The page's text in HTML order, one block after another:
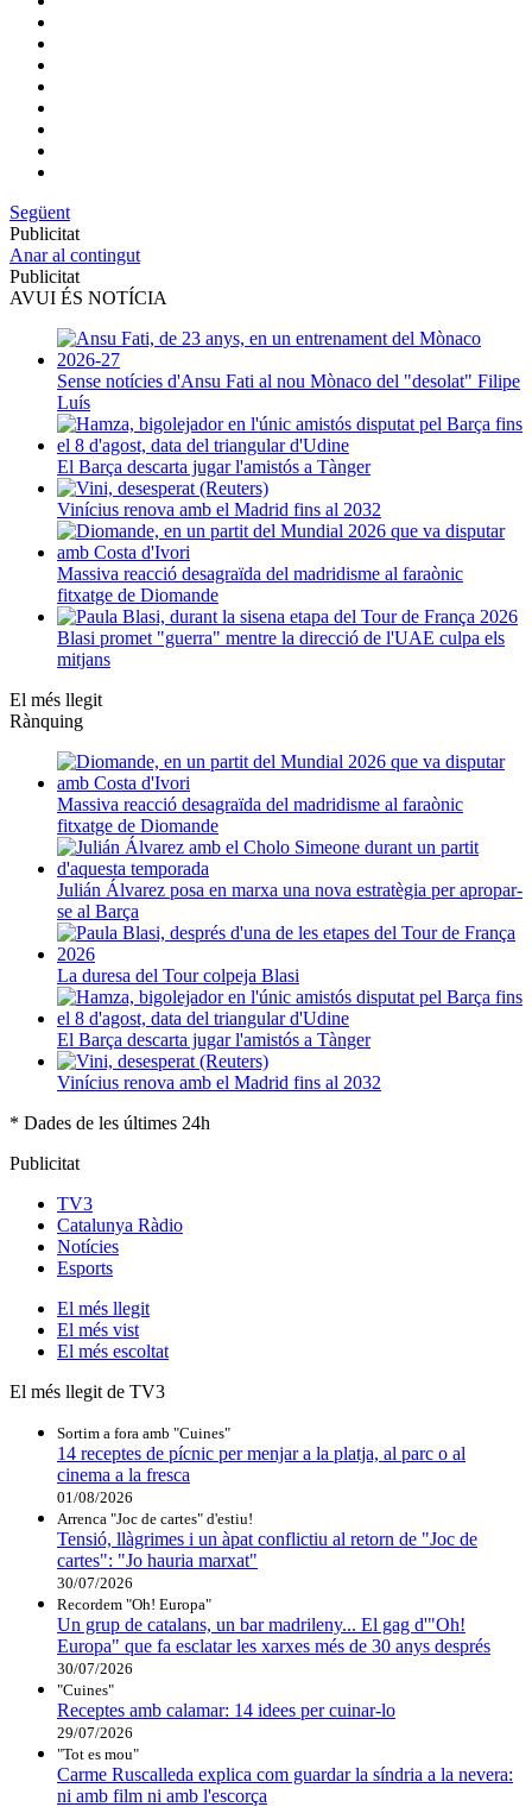
Següent
Publicitat
Anar al contingut
Publicitat
AVUI ÉS NOTÍCIA
Sense notícies d'Ansu Fati al nou Mònaco del "desolat" Filipe
Luís
El Barça descarta jugar l'amistós a Tànger
Vinícius renova amb el Madrid fins al 2032
Massiva reacció desagraïda del madridisme al faraònic
fitxatge de Diomande
Blasi promet "guerra" mentre la direcció de l'UAE culpa els
mitjans
El més llegit
Rànquing
Massiva reacció desagraïda del madridisme al faraònic
fitxatge de Diomande
Julián Álvarez posa en marxa una nova estratègia per apropar-
se al Barça
La duresa del Tour colpeja Blasi
El Barça descarta jugar l'amistós a Tànger
Vinícius renova amb el Madrid fins al 2032
* Dades de les últimes 24h
Publicitat
TV3
Catalunya Ràdio
Notícies
Esports
El més llegit
El més vist
El més escoltat
El més llegit de TV3
Sortim a fora amb "Cuines"
14 receptes de pícnic per menjar a la platja, al parc o al
cinema a la fresca
01/08/2026
Arrenca "Joc de cartes" d'estiu!
Tensió, llàgrimes i un àpat conflictiu al retorn de "Joc de
cartes": "Jo hauria marxat"
30/07/2026
Recordem "Oh! Europa"
Un grup de catalans, un bar madrileny... El gag d'"Oh!
Europa" que fa esclatar les xarxes més de 30 anys després
30/07/2026
"Cuines"
Receptes amb calamar: 14 idees per cuinar-lo
29/07/2026
"Tot es mou"
Carme Ruscalleda explica com guardar la síndria a la nevera:
ni amb film ni amb l'escorça